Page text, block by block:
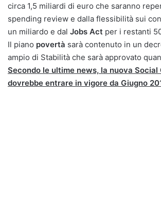
circa 1,5 miliardi di euro che saranno
spending review e dalla flessibilità sui
un miliardo e dal Jobs Act per i restanti
Il piano povertà sarà contenuto in un
ampio di Stabilità che sarà approvato
Secondo le ultime news, la nuova Social
dovrebbe entrare in vigore da Giugno